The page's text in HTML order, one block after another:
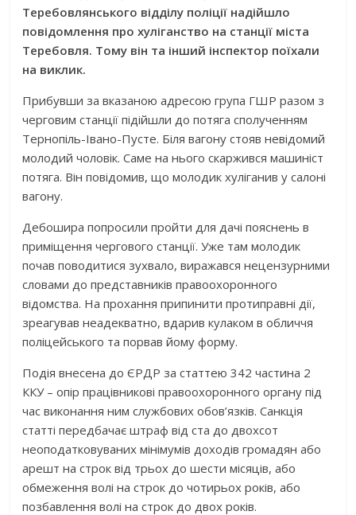
Теребовлянського відділу поліції надійшло
повідомлення про хуліганство на станції міста
Теребовля. Тому він та інший інспектор поїхали
на виклик.
Прибувши за вказаною адресою група ГШР разом з
черговим станції підійшли до потяга сполученням
Тернопіль-Івано-Пусте. Біля вагону стояв невідомий
молодий чоловік. Саме на нього скаржився машиніст
потяга. Він повідомив, що молодик хуліганив у салоні
вагону.
Дебошира попросили пройти для дачі пояснень в
приміщення чергового станції. Уже там молодик
почав поводитися зухвало, виражався нецензурними
словами до представників правоохоронного
відомства. На прохання припинити протиправні дії,
зреагував неадекватно, вдарив кулаком в обличчя
поліцейського та порвав йому форму.
Подія внесена до ЄРДР за статтею 342 частина 2
ККУ – опір працівникові правоохоронного органу під
час виконання ним службових обов’язків. Санкція
статті передбачає штраф від ста до двохсот
неоподатковуваних мінімумів доходів громадян або
арешт на строк від трьох до шести місяців, або
обмеження волі на строк до чотирьох років, або
позбавлення волі на строк до двох років.